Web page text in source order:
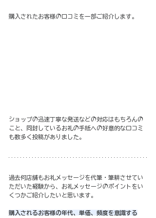
購入されたお客様の口コミを一部ご紹介します。
ショップの迅速丁寧な発送などの対応はもちろんの
こと、同封しているお礼の手紙への好意的な口コミ
も数多く投稿がありました。
過去何店舗もお礼メッセージを代筆・筆耕させてい
ただいた経験から、お礼メッセージのポイントをい
くつかご紹介したいと思います。
購入されるお客様の年代、単価、頻度を意識する